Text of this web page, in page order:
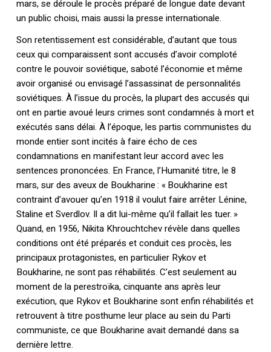
mars, se déroule le procès préparé de longue date devant
un public choisi, mais aussi la presse internationale.
Son retentissement est considérable, d’autant que tous
ceux qui comparaissent sont accusés d’avoir comploté
contre le pouvoir soviétique, saboté l’économie et même
avoir organisé ou envisagé l’assassinat de personnalités
soviétiques. À l’issue du procès, la plupart des accusés qui
ont en partie avoué leurs crimes sont condamnés à mort et
exécutés sans délai. À l’époque, les partis communistes du
monde entier sont incités à faire écho de ces
condamnations en manifestant leur accord avec les
sentences prononcées. En France, l’Humanité titre, le 8
mars, sur des aveux de Boukharine : « Boukharine est
contraint d’avouer qu’en 1918 il voulut faire arrêter Lénine,
Staline et Sverdlov. Il a dit lui-même qu’il fallait les tuer. »
Quand, en 1956, Nikita Khrouchtchev révèle dans quelles
conditions ont été préparés et conduit ces procès, les
principaux protagonistes, en particulier Rykov et
Boukharine, ne sont pas réhabilités. C’est seulement au
moment de la perestroïka, cinquante ans après leur
exécution, que Rykov et Boukharine sont enfin réhabilités et
retrouvent à titre posthume leur place au sein du Parti
communiste, ce que Boukharine avait demandé dans sa
dernière lettre.